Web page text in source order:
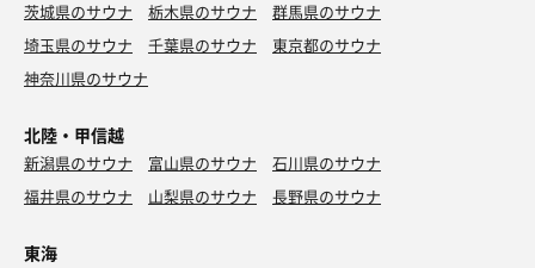
茨城県のサウナ 栃木県のサウナ
群馬県のサウナ
埼玉県のサウナ
千葉県のサウナ
東京都のサウナ
神奈川県のサウナ
北陸・甲信越
新潟県のサウナ 富山県のサウナ
石川県のサウナ
福井県のサウナ
山梨県のサウナ 長野県のサウナ
東海